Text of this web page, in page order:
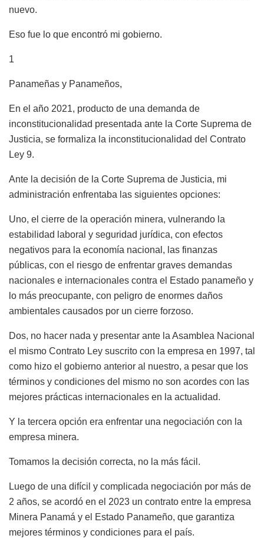
nuevo.
Eso fue lo que encontró mi gobierno.
1
Panameñas y Panameños,
En el año 2021, producto de una demanda de
inconstitucionalidad presentada ante la Corte Suprema de
Justicia, se formaliza la inconstitucionalidad del Contrato
Ley 9.
Ante la decisión de la Corte Suprema de Justicia, mi
administración enfrentaba las siguientes opciones:
Uno, el cierre de la operación minera, vulnerando la
estabilidad laboral y seguridad jurídica, con efectos
negativos para la economía nacional, las finanzas
públicas, con el riesgo de enfrentar graves demandas
nacionales e internacionales contra el Estado panameño y
lo más preocupante, con peligro de enormes daños
ambientales causados por un cierre forzoso.
Dos, no hacer nada y presentar ante la Asamblea Nacional
el mismo Contrato Ley suscrito con la empresa en 1997, tal
como hizo el gobierno anterior al nuestro, a pesar que los
términos y condiciones del mismo no son acordes con las
mejores prácticas internacionales en la actualidad.
Y la tercera opción era enfrentar una negociación con la
empresa minera.
Tomamos la decisión correcta, no la más fácil.
Luego de una difícil y complicada negociación por más de
2 años, se acordó en el 2023 un contrato entre la empresa
Minera Panamá y el Estado Panameño, que garantiza
mejores términos y condiciones para el país.